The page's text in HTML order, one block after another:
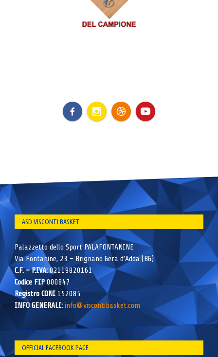
ASD VISCONTI BASKET
Palazzetto dello Sport PALAFONTANINE
Via Fontanine, 23 – Brignano Gera d’Adda (BG)
C.F. – P.IVA:02119820161
Codice FIP000847
Registro CONI 152085
INFO GENERALI: info@viscontibasket.com
OFFICIAL FACEBOOK PAGE